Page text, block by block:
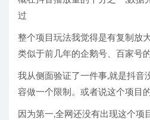
过
整个项目玩法我觉得是有复制放
类似于前几年的企鹅号、百家号
我从侧面验证了一件事,就是抖音
容做一个限制。或者说这个项目
因为第一,全网还没有出现这个项